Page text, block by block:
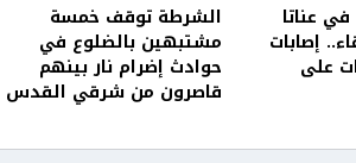
عناتا
إصابات
على
الشرطة توقف خمسة
مشتبهين بالضلوع في
حوادث إضرام نار بينهم
قاصرون من شرقي القدس